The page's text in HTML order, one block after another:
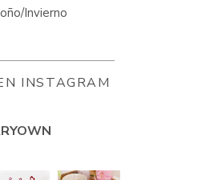
Invierno
INSTAGRAM